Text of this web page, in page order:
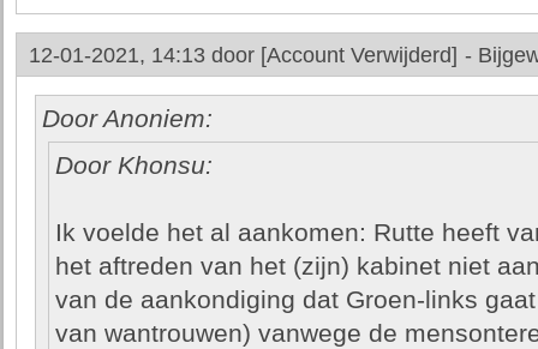
12-01-2021, 14:13 door [Account Verwijderd] -
Door Anoniem:
Door Khonsu:
Ik voelde het al aankomen: Rutte heeft
het aftreden van het (zijn) kabinet niet
van de aankondiging dat Groen-links
van wantrouwen) vanwege de